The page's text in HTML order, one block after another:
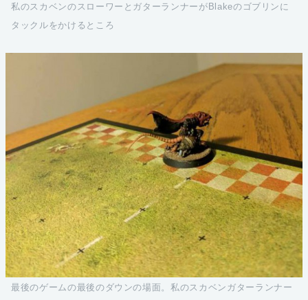
私のスカベンのスローワーとガターランナーがBlakeのゴブリンに
タックルをかけるところ
最後のゲームの最後のダウンの場面。私のスカベンガターランナー